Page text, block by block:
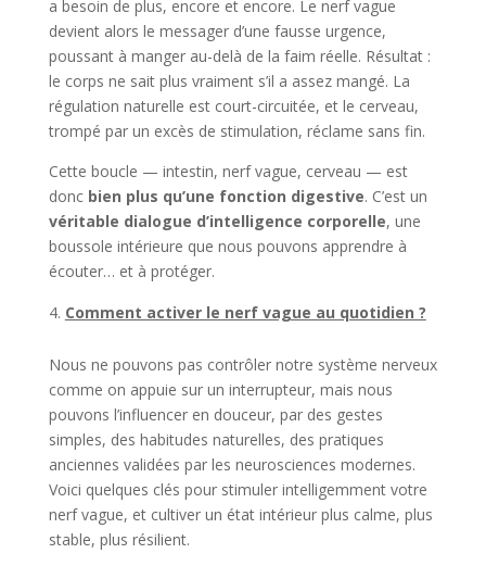
a besoin de plus, encore et encore. Le nerf vague
devient alors le messager d’une fausse urgence,
poussant à manger au-delà de la faim réelle. Résultat :
le corps ne sait plus vraiment s’il a assez mangé. La
régulation naturelle est court-circuitée, et le cerveau,
trompé par un excès de stimulation, réclame sans fin.
Cette boucle — intestin, nerf vague, cerveau — est
donc bien plus qu’une fonction digestive. C’est un
véritable dialogue d’intelligence corporelle, une
boussole intérieure que nous pouvons apprendre à
écouter… et à protéger.
Comment activer le nerf vague au quotidien ?
Nous ne pouvons pas contrôler notre système nerveux
comme on appuie sur un interrupteur, mais nous
pouvons l’influencer en douceur, par des gestes
simples, des habitudes naturelles, des pratiques
anciennes validées par les neurosciences modernes.
Voici quelques clés pour stimuler intelligemment votre
nerf vague, et cultiver un état intérieur plus calme, plus
stable, plus résilient.